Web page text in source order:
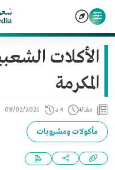
الأكلات
المكرمة
مقالة 4 د 09/02/2021
مأكولات ومشروبات